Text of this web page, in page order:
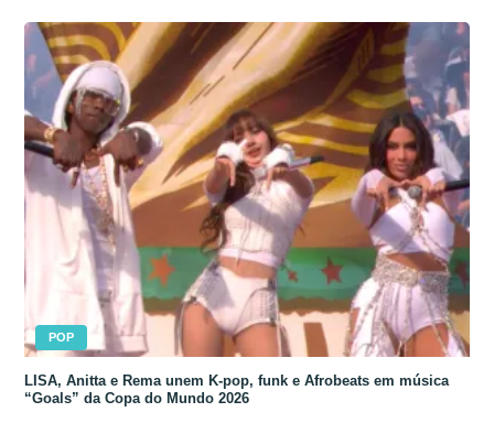
POP
LISA, Anitta e Rema unem K-pop, funk e Afrobeats em música
“Goals” da Copa do Mundo 2026